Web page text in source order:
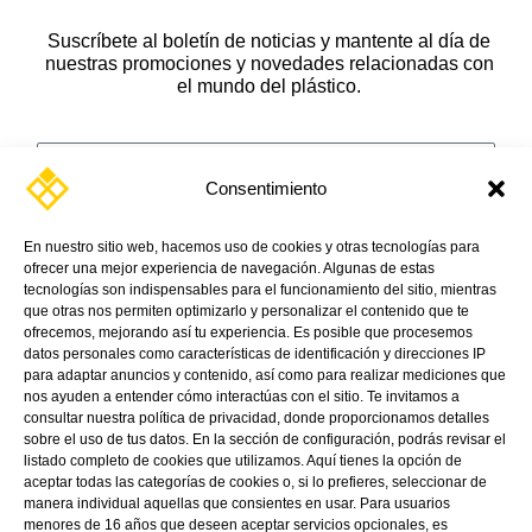
Consentimiento
En nuestro sitio web, hacemos uso de cookies y otras tecnologías para
ofrecer una mejor experiencia de navegación. Algunas de estas
tecnologías son indispensables para el funcionamiento del sitio, mientras
que otras nos permiten optimizarlo y personalizar el contenido que te
ofrecemos, mejorando así tu experiencia. Es posible que procesemos
datos personales como características de identificación y direcciones IP
para adaptar anuncios y contenido, así como para realizar mediciones que
nos ayuden a entender cómo interactúas con el sitio. Te invitamos a
consultar nuestra política de privacidad, donde proporcionamos detalles
sobre el uso de tus datos. En la sección de configuración, podrás revisar el
listado completo de cookies que utilizamos. Aquí tienes la opción de
aceptar todas las categorías de cookies o, si lo prefieres, seleccionar de
manera individual aquellas que consientes en usar. Para usuarios
menores de 16 años que deseen aceptar servicios opcionales, es
Suscríbete al boletín de noticias y mantente al día de
nuestras promociones y novedades relacionadas con
el mundo del plástico.
Apellido
Message
Recibir
*Quiero recibir el Boletín de noticias y ofertas
especiales
Autorizo
*AUTORIZO el tratamiento de mis datos personales